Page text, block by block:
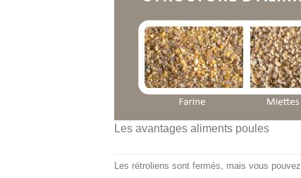
Les avantages aliments poules
Les rétroliens sont fermés, mais vous pouvez